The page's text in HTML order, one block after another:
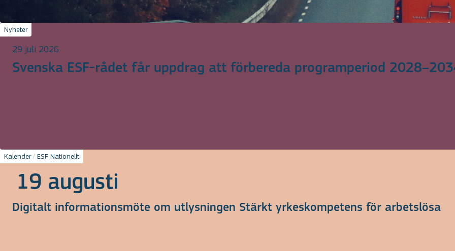
Nyheter
29 juli 2026
Svenska ESF-rådet får uppdrag att förbereda programperiod
Kalender/ ESF Nationellt
19 augusti
Digitalt informationsmöte om utlysningen Stärkt yrkeskompetens för arbetslösa